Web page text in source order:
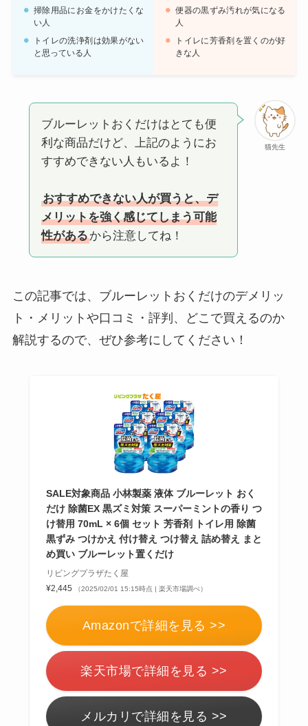
掃除用品にお金をかけたくな
い人
トイレの洗浄剤は効果がない
と思っている人
便器の黒ずみ汚れが気になる
人
トイレに芳香剤を置くのが好
きな人
猫先生
ブルーレットおくだけはとても便
利な商品だけど、上記のようにお
すすめできない人もいるよ！
おすすめできない人が買うと、デ
メリットを強く感じてしまう可能
性があるから注意してね！
この記事では、ブルーレットおくだけのデメリッ
ト・メリットや口コミ・評判、どこで買えるのか
解説するので、ぜひ参考にしてください！
SALE対象商品 小林製薬 液体 ブルーレット おく
だけ 除菌EX 黒ズミ対策 スーパーミントの香り つ
け替用 70mL × 6個 セット 芳香剤 トイレ用 除菌
黒ずみ つけかえ 付け替え つけ替え 詰め替え まと
め買い ブルーレット置くだけ
リビングプラザたく屋
¥2,445
（2025/02/01 15:15時点 | 楽天市場調べ）
Amazonで詳細を見る >>
楽天市場で詳細を見る >>
メルカリで詳細を見る >>